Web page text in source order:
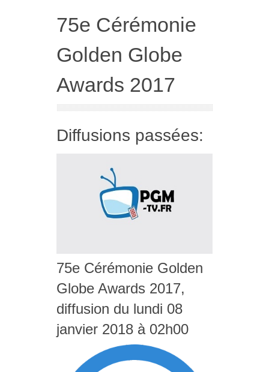
75e Cérémonie
Golden Globe
Awards 2017
Diffusions passées:
75e Cérémonie Golden
Globe Awards 2017,
diffusion du lundi 08
janvier 2018 à 02h00